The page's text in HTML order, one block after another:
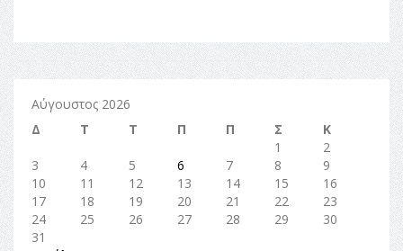
Αύγουστος 2026
Δ
Τ Τ Π Π Σ
Κ
1
2
3
4 5 6 7 8
9
10
11 12 13 14 15
16
17
18 19 20 21 22
23
24
25 26 27 28 29
30
31